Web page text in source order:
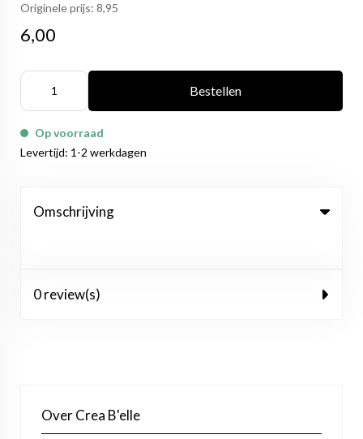
Originele prijs: 8,95
6,00
Bestellen
Op voorraad
Levertijd: 1-2 werkdagen
Omschrijving
0 review(s)
Over Crea B'elle